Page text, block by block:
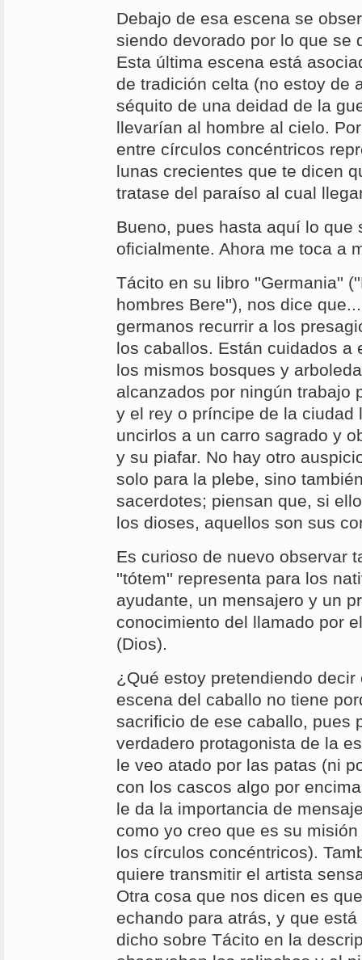
Debajo de esa escena se
siendo devorado por lo que se
Esta última escena está
de tradición celta (no estoy de
séquito de una deidad de la
llevarían al hombre al cielo.
entre círculos concéntricos
lunas crecientes que te dicen
tratase del paraíso al cual
Bueno, pues hasta aquí lo que
oficialmente. Ahora me toca a
Tácito en su libro ''Germania''
hombres Bere''), nos dice
germanos recurrir a los
los caballos. Están cuidados a
los mismos bosques y
alcanzados por ningún trabajo
y el rey o príncipe de la ciudad
uncirlos a un carro sagrado y
y su piafar. No hay otro
solo para la plebe, sino
sacerdotes; piensan que, si
los dioses, aquellos son sus
Es curioso de nuevo observar
''tótem'' representa para los
ayudante, un mensajero y un
conocimiento del llamado por
(Dios).
¿Qué estoy pretendiendo
escena del caballo no tiene
sacrificio de ese caballo, pues
verdadero protagonista de la
le veo atado por las patas (ni
con los cascos algo por
le da la importancia de
como yo creo que es su
los círculos concéntricos).
quiere transmitir el artista
Otra cosa que nos dicen es
echando para atrás, y que
dicho sobre Tácito en la